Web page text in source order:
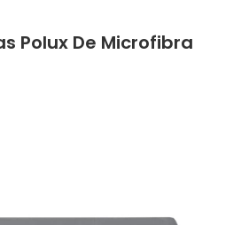
Polux De Microfibra